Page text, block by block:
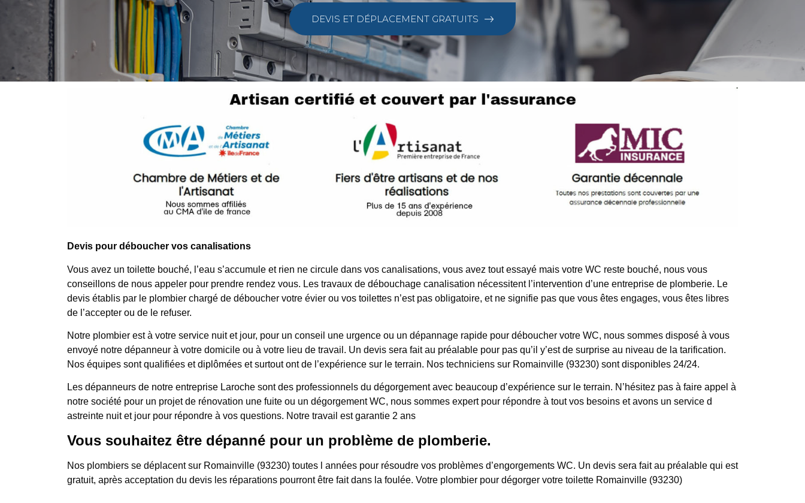
DEVIS ET DÉPLACEMENT GRATUITS
Devis pour déboucher vos canalisations
Vous avez un toilette bouché, l’eau s’accumule et rien ne circule dans vos canalisations, vous avez tout essayé mais votre WC reste bouché, nous vous
conseillons de nous appeler pour prendre rendez vous. Les travaux de débouchage canalisation nécessitent l’intervention d’une entreprise de plomberie. Le
devis établis par le plombier chargé de déboucher votre évier ou vos toilettes n’est pas obligatoire, et ne signifie pas que vous êtes engages, vous êtes libres
de l’accepter ou de le refuser.
Notre plombier est à votre service nuit et jour, pour un conseil une urgence ou un dépannage rapide pour déboucher votre WC, nous sommes disposé à vous
envoyé notre dépanneur à votre domicile ou à votre lieu de travail. Un devis sera fait au préalable pour pas qu’il y’est de surprise au niveau de la tarification.
Nos équipes sont qualifiées et diplômées et surtout ont de l’expérience sur le terrain. Nos techniciens sur Romainville (93230) sont disponibles 24/24.
Les dépanneurs de notre entreprise Laroche sont des professionnels du dégorgement avec beaucoup d’expérience sur le terrain. N’hésitez pas à faire appel à
notre société pour un projet de rénovation une fuite ou un dégorgement WC, nous sommes expert pour répondre à tout vos besoins et avons un service d
astreinte nuit et jour pour répondre à vos questions. Notre travail est garantie 2 ans
Vous souhaitez être dépanné pour un problème de plomberie.
Nos plombiers se déplacent sur Romainville (93230) toutes l années pour résoudre vos problèmes d’engorgements WC. Un devis sera fait au préalable qui est
gratuit, après acceptation du devis les réparations pourront être fait dans la foulée. Votre plombier pour dégorger votre toilette Romainville (93230)